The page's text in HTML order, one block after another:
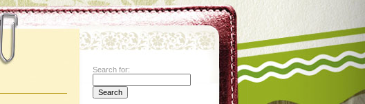
Search for: